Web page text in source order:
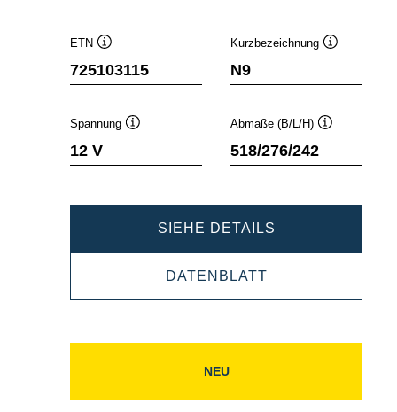
ETN
725103115
Kurzbezeichnung
N9
Spannung
12 V
Abmaße (B/L/H)
518/276/242
SIEHE DETAILS
SLI
DATENBLATTPROMOTIVE
SLI
NEU